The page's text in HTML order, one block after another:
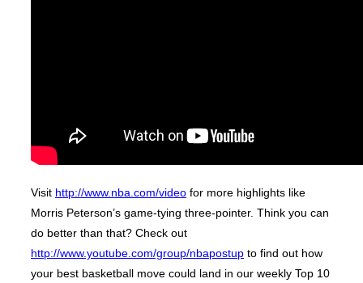
Visit http://www.nba.com/video for more highlights like
Morris Peterson’s game-tying three-pointer. Think you can
do better than that? Check out
http://www.youtube.com/group/nbapostup to find out how
your best basketball move could land in our weekly Top 10